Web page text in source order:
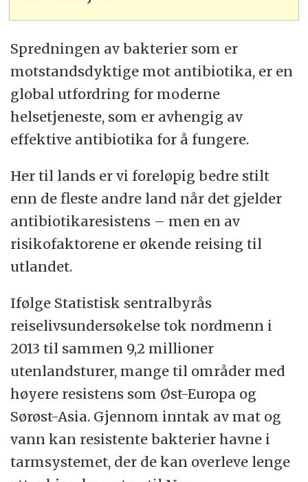
Spredningen av bakterier som er
motstandsdyktige mot antibiotika, er en
global utfordring for moderne
helsetjeneste, som er avhengig av
effektive antibiotika for å fungere.
Her til lands er vi foreløpig bedre stilt
enn de fleste andre land når det gjelder
antibiotikaresistens – men en av
risikofaktorene er økende reising til
utlandet.
Ifølge Statistisk sentralbyrås
reiselivsundersøkelse tok nordmenn i
2013 til sammen 9,2 millioner
utenlandsturer, mange til områder med
høyere resistens som Øst-Europa og
Sørøst-Asia. Gjennom inntak av mat og
vann kan resistente bakterier havne i
tarmsystemet, der de kan overleve lenge